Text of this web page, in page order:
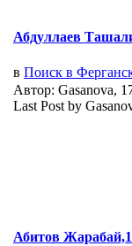
Абдуллаев
в Поиск в
Автор: Gasanova,
Last Post by
Абитов